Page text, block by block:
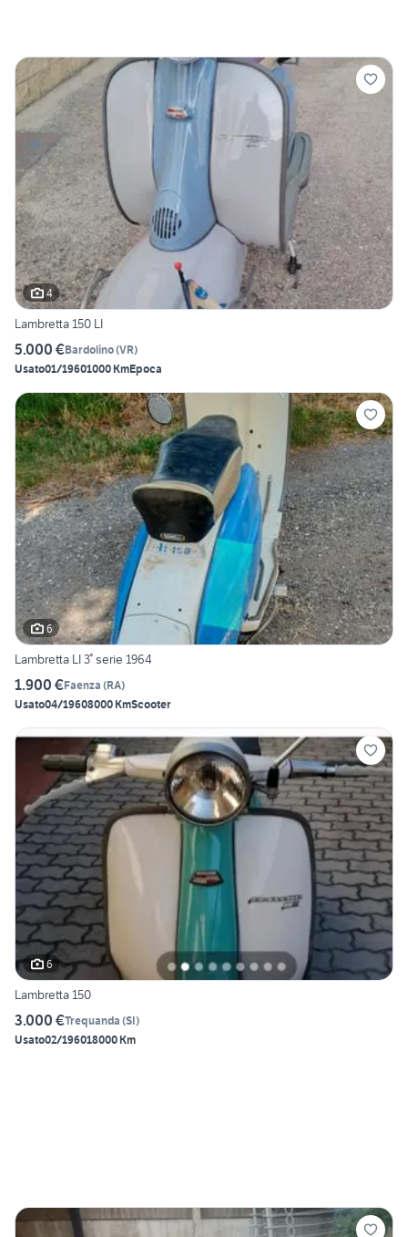
4
Lambretta 150 LI
5.000 €Bardolino(VR)
Usato01/19601000 KmEpoca
6
Lambretta LI 3° serie 1964
1.900 €Faenza (RA)
Usato04/19608000 KmScooter
6
Lambretta 150
3.000 €Trequanda (SI)
Usato02/196018000 Km